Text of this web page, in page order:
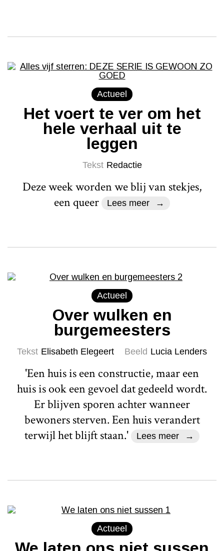
Actueel
Het voert te ver om het
hele verhaal uit te
leggen
Tekst Redactie
Deze week worden we blij van stekjes,
een queer
Lees meer
Actueel
Over wulken en
burgemeesters
Tekst Elisabeth Elegeert Beeld Lucia Lenders
'Een huis is een constructie, maar een
huis is ook een gevoel dat gedeeld wordt.
Er blijven sporen achter wanneer
bewoners sterven. Een huis verandert
terwijl het blijft staan.'
Lees meer
Actueel